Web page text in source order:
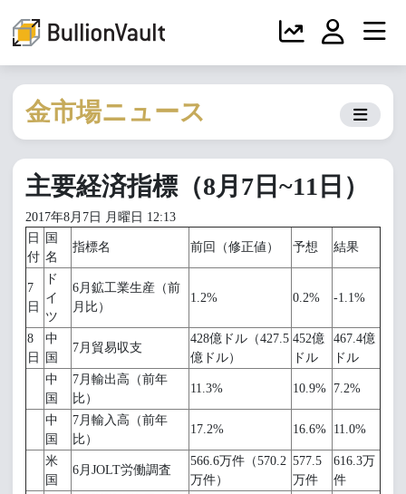
金市場ニュース
主要経済指標（8月7日~11日）
2017年8月7日 月曜日 12:13
日
付
国
名
指標名 前回（修正値） 予想 結果
7
日
ド
イ
ツ
6月鉱工業生産（前
月比）
1.2% 0.2% -1.1%
8
日
中
国
7月貿易収支
428億ドル（427.5
億ドル）
452億
ドル
467.4億
ドル
中
国
7月輸出高（前年
比）
11.3% 10.9% 7.2%
中
国
7月輸入高（前年
比）
17.2% 16.6% 11.0%
米
国
6月JOLT労働調査
566.6万件（570.2
万件）
577.5
万件
616.3万
件